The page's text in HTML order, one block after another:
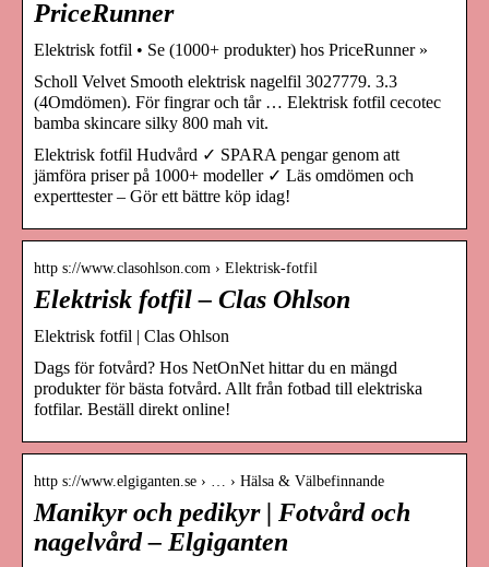
PriceRunner
Elektrisk fotfil • Se (1000+ produkter) hos PriceRunner »
Scholl Velvet Smooth elektrisk nagelfil 3027779. 3.3
(4Omdömen). För fingrar och tår … Elektrisk fotfil cecotec
bamba skincare silky 800 mah vit.
Elektrisk fotfil Hudvård ✓ SPARA pengar genom att
jämföra priser på 1000+ modeller ✓ Läs omdömen och
experttester – Gör ett bättre köp idag!
http s://www.clasohlson.com › Elektrisk-fotfil
Elektrisk fotfil – Clas Ohlson
Elektrisk fotfil | Clas Ohlson
Dags för fotvård? Hos NetOnNet hittar du en mängd
produkter för bästa fotvård. Allt från fotbad till elektriska
fotfilar. Beställ direkt online!
http s://www.elgiganten.se › … › Hälsa & Välbefinnande
Manikyr och pedikyr | Fotvård och
nagelvård – Elgiganten